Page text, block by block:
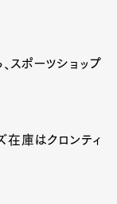
スポーツショップ
在庫はクロンティ